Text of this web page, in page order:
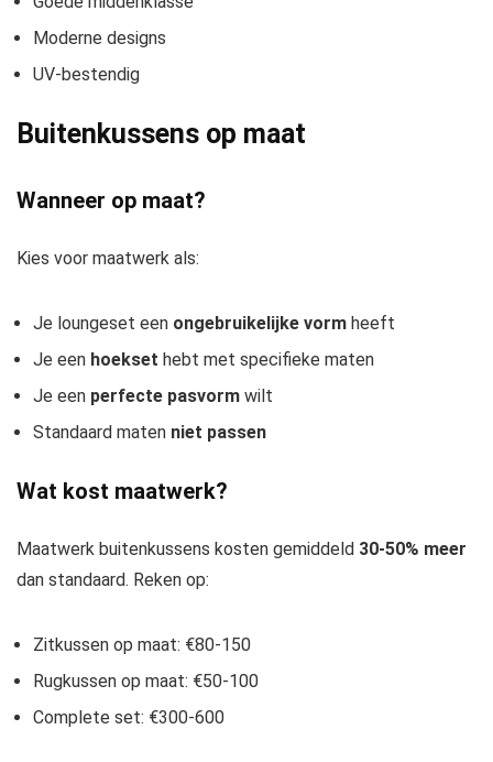
Moderne designs
UV-bestendig
Buitenkussens op maat
Wanneer op maat?
Kies voor maatwerk als:
Je loungeset een ongebruikelijke vorm heeft
Je een hoekset hebt met specifieke maten
Je een perfecte pasvorm wilt
Standaard maten niet passen
Wat kost maatwerk?
Maatwerk buitenkussens kosten gemiddeld 30-50% meer
dan standaard. Reken op:
Zitkussen op maat: €80-150
Rugkussen op maat: €50-100
Complete set: €300-600